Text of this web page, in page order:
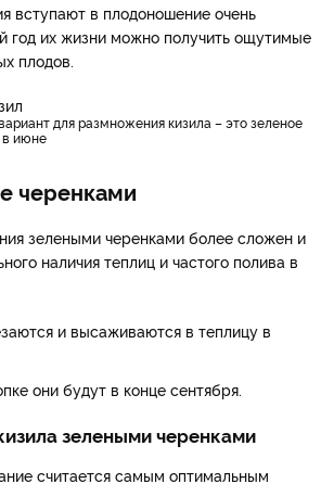
вступают в плодоношение очень
год их жизни можно получить ощутимые
плодов.
в июне
черенками
зелеными черенками более сложен и
наличия теплиц и частого полива в
и высаживаются в теплицу в
они будут в конце сентября.
зелеными черенками
считается самым оптимальным